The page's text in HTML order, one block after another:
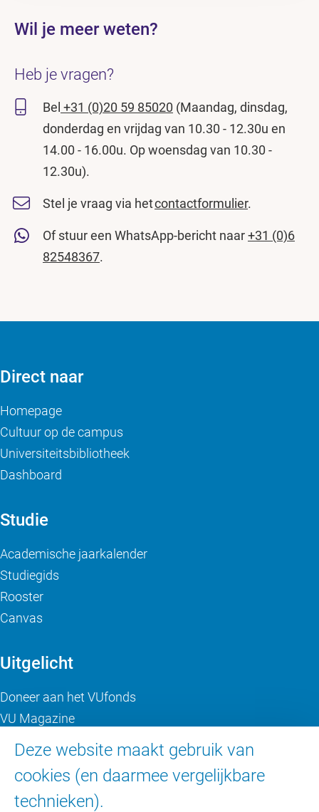
Wil je meer weten?
Heb je vragen?
Bel +31 (0)20 59 85020 (Maandag, dinsdag,
donderdag en vrijdag van 10.30 - 12.30u en
14.00 - 16.00u. Op woensdag van 10.30 -
12.30u).
Stel je vraag via hetcontactformulier.
Of stuur een WhatsApp-bericht naar+31 (0)6
82548367.
Deze website maakt gebruik van
cookies (en daarmee vergelijkbare
technieken).
Direct naar
Homepage
Cultuur op de campus
Universiteitsbibliotheek
Dashboard
Studie
Academische jaarkalender
Studiegids
Rooster
Canvas
Uitgelicht
Doneer aan het VUfonds
VU Magazine
Over de VU